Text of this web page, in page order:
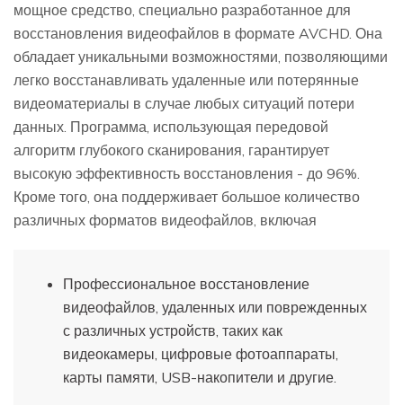
мощное средство, специально разработанное для
восстановления видеофайлов в формате AVCHD. Она
обладает уникальными возможностями, позволяющими
легко восстанавливать удаленные или потерянные
видеоматериалы в случае любых ситуаций потери
данных. Программа, использующая передовой
алгоритм глубокого сканирования, гарантирует
высокую эффективность восстановления - до 96%.
Кроме того, она поддерживает большое количество
различных форматов видеофайлов, включая
Профессиональное восстановление
видеофайлов, удаленных или поврежденных
с различных устройств, таких как
видеокамеры, цифровые фотоаппараты,
карты памяти, USB-накопители и другие.